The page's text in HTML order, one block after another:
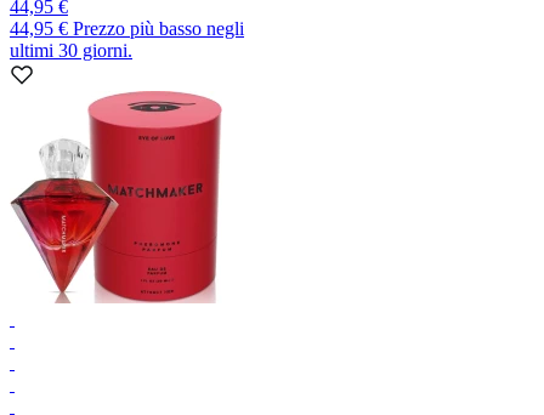
44,95 €
44,95 € Prezzo più basso negli
ultimi 30 giorni.